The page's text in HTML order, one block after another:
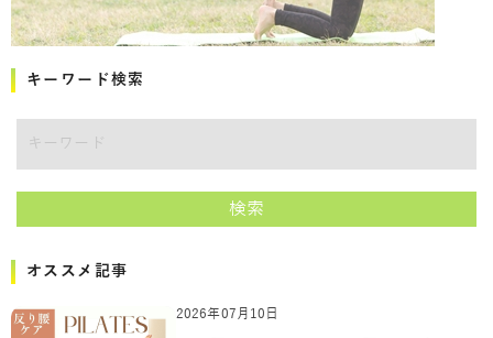
キーワード検索
検索
オススメ記事
2026年07月10日